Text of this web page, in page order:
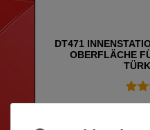
DT471
OBERFLÄCHE